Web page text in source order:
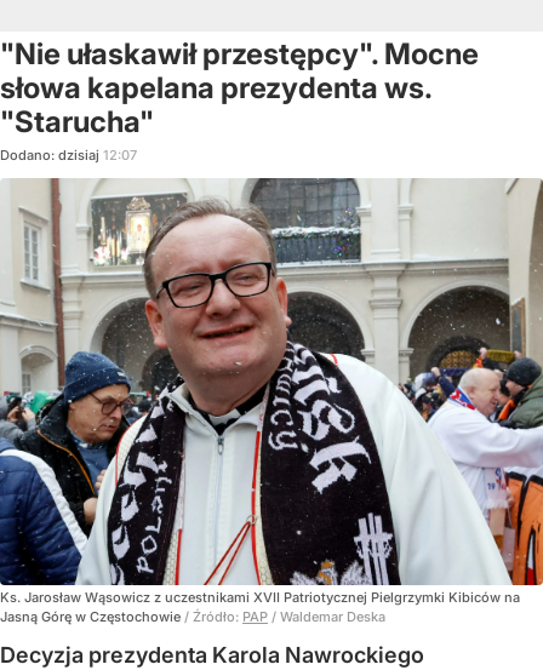
"Nie ułaskawił przestępcy". Mocne
słowa kapelana prezydenta ws.
"Starucha"
Dodano: dzisiaj 12:07
Ks. Jarosław Wąsowicz z uczestnikami XVII Patriotycznej Pielgrzymki Kibiców na
Jasną Górę w Częstochowie / Źródło: PAP / Waldemar Deska
Decyzja prezydenta Karola Nawrockiego